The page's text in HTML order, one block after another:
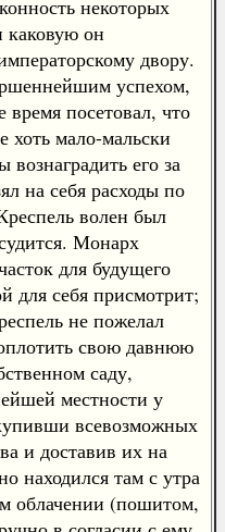
некоторых
каковую он
двору.
успехом,
время посетовал, что
хоть мало-мальски
его за
на себя расходы по
волен был
Монарх
для будущего
для себя присмотрит;
не пожелал
свою давнюю
саду,
местности у
всевозможных
и доставив их на
находился там с утра
облачении (пошитом,